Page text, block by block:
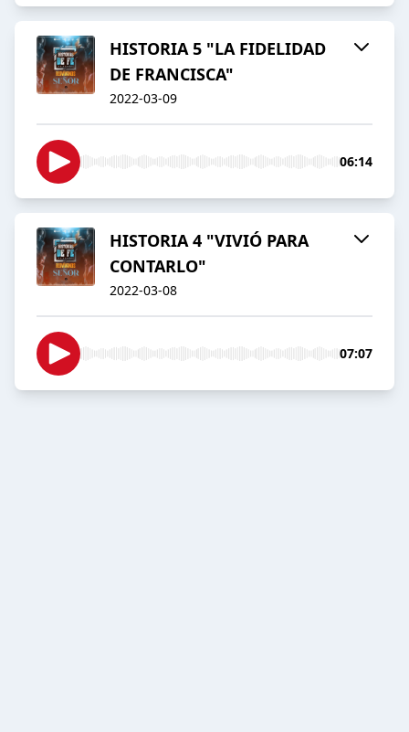
HISTORIA 5 "LA FIDELIDAD
DE FRANCISCA"
2022-03-09
06:14
HISTORIA 4 "VIVIÓ PARA
CONTARLO"
2022-03-08
07:07